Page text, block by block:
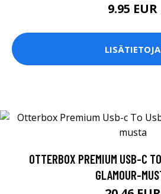
9.95 EUR
LISÄTIETOJA
OTTERBOX PREMIUM USB-C
GLAMOUR-